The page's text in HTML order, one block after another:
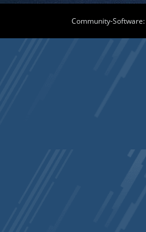
Community-Software: